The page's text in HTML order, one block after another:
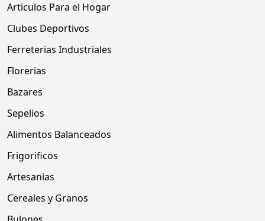
Articulos Para el Hogar
Clubes Deportivos
Ferreterias Industriales
Florerias
Bazares
Sepelios
Alimentos Balanceados
Frigorificos
Artesanias
Cereales y Granos